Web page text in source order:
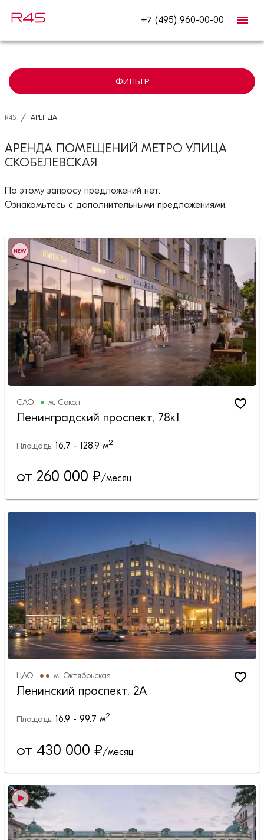
+7 (495) 960-00-00
ФИЛЬТР
R4S / АРЕНДА
АРЕНДА ПОМЕЩЕНИЙ МЕТРО УЛИЦА
СКОБЕЛЕВСКАЯ
По этому запросу предложений нет.
Ознакомьтесь с дополнительными предложениями.
САО м. Сокол
Ленинградский проспект, 78к1
Площадь: 16.7 - 128.9 м2
от 260 000 ₽/месяц
ЦАО м. Октябрьская
Ленинский проспект, 2А
Площадь: 16.9 - 99.7 м2
от 430 000 ₽/месяц